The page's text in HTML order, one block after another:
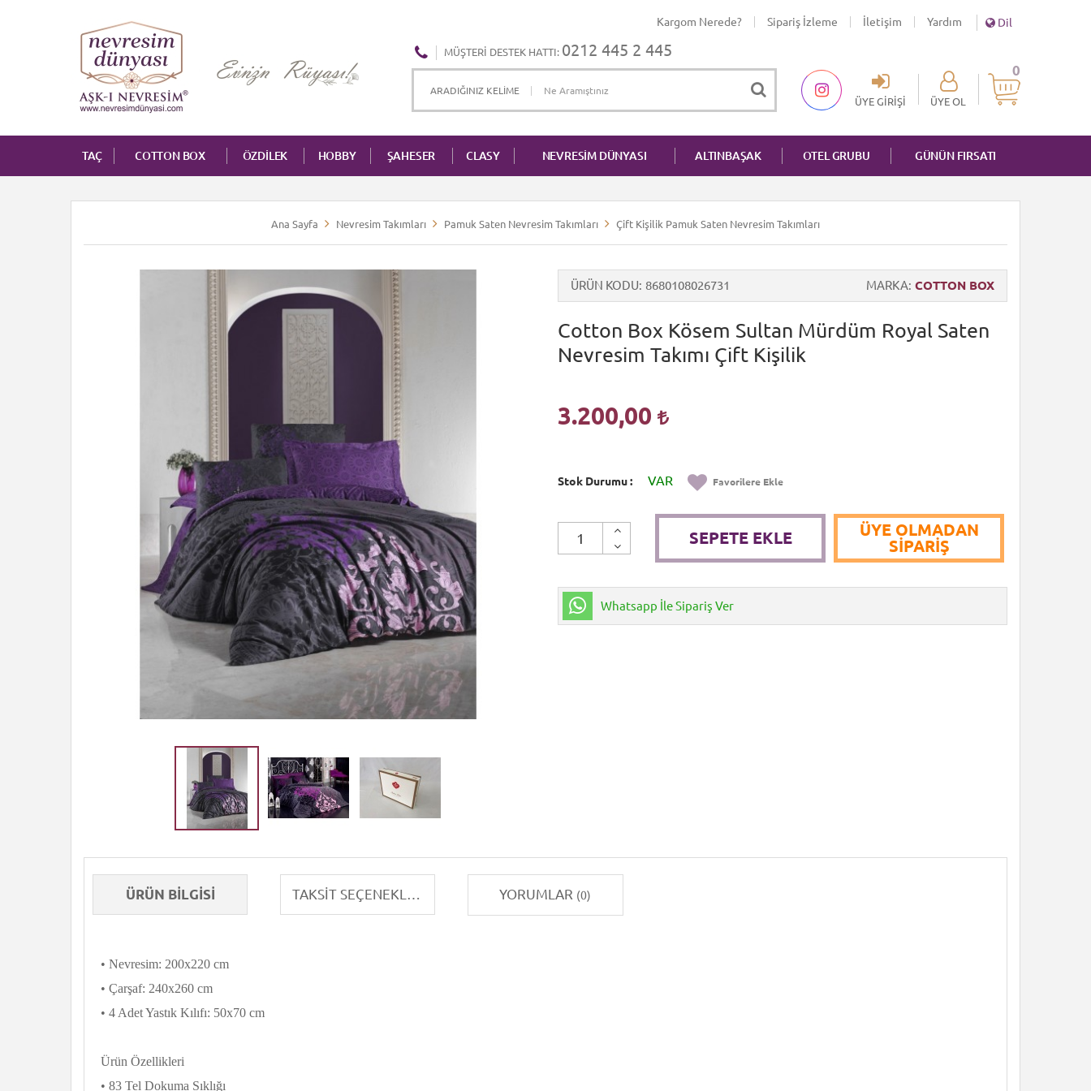
Kargom Nerede? Sipariş İzleme İletişim Yardım Dil
0
ÜYE GIRIŞI ÜYE OL
MÜŞTERI DESTEK HATTI: 0212 445 2 445
TAÇ COTTON BOX ÖZDİLEK HOBBY ŞAHESER CLASY NEVRESİM DÜNYASI ALTINBAŞAK OTEL GRUBU GÜNÜN FIRSATI
Ana Sayfa Nevresim Takımları Pamuk Saten Nevresim Takımları Çift Kişilik Pamuk Saten Nevresim Takımları
ÜRÜN KODU 8680108026731 MARKA COTTON BOX
Cotton Box Kösem Sultan Mürdüm Royal Saten
Nevresim Takımı Çift Kişilik
3.200,00
Stok Durumu VAR Favorilere Ekle
SEPETE EKLE
ÜYE OLMADAN
SIPARIŞ
Whatsapp İle Sipariş Ver
ÜRÜN BILGISI TAKSIT SEÇENEKLERI YORUMLAR (0)
• Nevresim: 200x220 cm
• Çarşaf: 240x260 cm
• 4 Adet Yastık Kılıfı: 50x70 cm
Ürün Özellikleri
• 83 Tel Dokuma Sıklığı